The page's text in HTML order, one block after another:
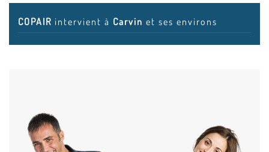
COPAIR intervient à Carvin et ses environs